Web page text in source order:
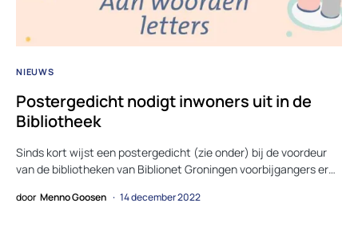
NIEUWS
Postergedicht nodigt inwoners uit in de
Bibliotheek
Sinds kort wijst een postergedicht (zie onder) bij de voordeur
van de bibliotheken van Biblionet Groningen voorbijgangers er…
door Menno Goosen 14 december 2022